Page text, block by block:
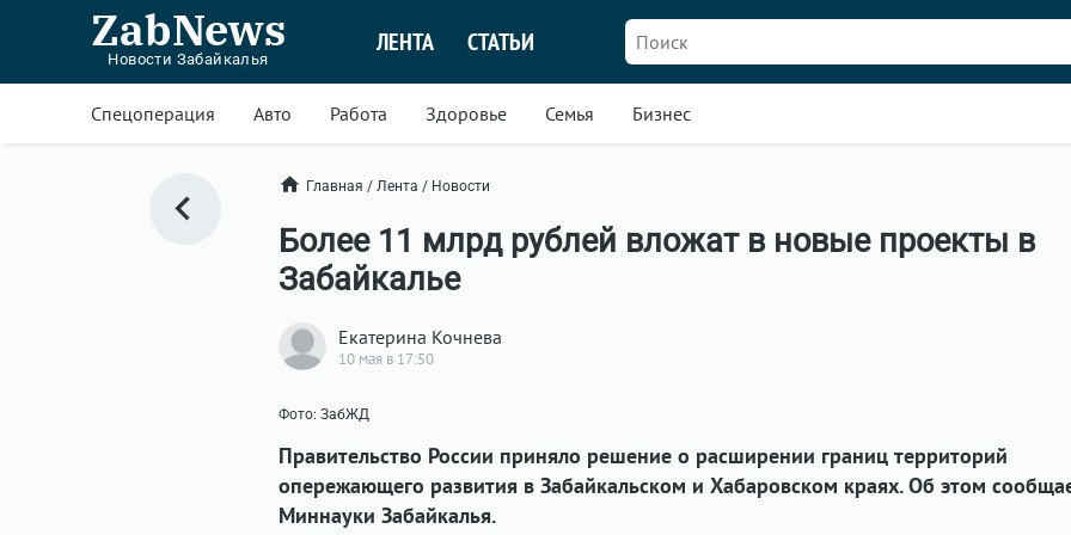
ZabNews
Новости Забайкалья
ЛЕНТА СТАТЬИ
Спецоперация Авто Работа Здоровье Семья Бизнес
Главная / Лента / Новости
Более 11 млрд рублей вложат в новые проекты в
Забайкалье
Екатерина Кочнева
10 мая в 17:50
Фото: ЗабЖД
Правительство России приняло решение о расширении границ территорий
опережающего развития в Забайкальском и Хабаровском краях. Об этом
Миннауки Забайкалья.